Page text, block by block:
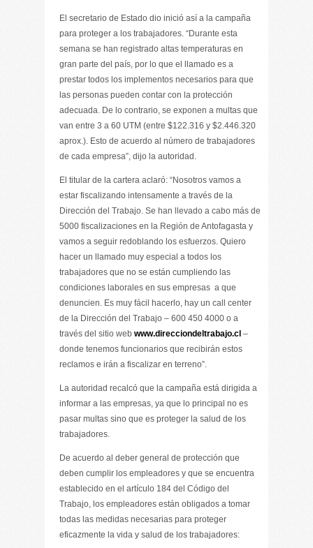
El secretario de Estado dio inició así a la campaña
para proteger a los trabajadores. “Durante esta
semana se han registrado altas temperaturas en
gran parte del país, por lo que el llamado es a
prestar todos los implementos necesarios para que
las personas pueden contar con la protección
adecuada. De lo contrario, se exponen a multas que
van entre 3 a 60 UTM (entre $122.316 y $2.446.320
aprox.). Esto de acuerdo al número de trabajadores
de cada empresa”, dijo la autoridad.
El titular de la cartera aclaró: “Nosotros vamos a
estar fiscalizando intensamente a través de la
Dirección del Trabajo. Se han llevado a cabo más de
5000 fiscalizaciones en la Región de Antofagasta y
vamos a seguir redoblando los esfuerzos. Quiero
hacer un llamado muy especial a todos los
trabajadores que no se están cumpliendo las
condiciones laborales en sus empresas a que
denuncien. Es muy fácil hacerlo, hay un call center
de la Dirección del Trabajo – 600 450 4000 o a
través del sitio web www.direcciondeltrabajo.cl –
donde tenemos funcionarios que recibirán estos
reclamos e irán a fiscalizar en terreno”.
La autoridad recalcó que la campaña está dirigida a
informar a las empresas, ya que lo principal no es
pasar multas sino que es proteger la salud de los
trabajadores.
De acuerdo al deber general de protección que
deben cumplir los empleadores y que se encuentra
establecido en el artículo 184 del Código del
Trabajo, los empleadores están obligados a tomar
todas las medidas necesarias para proteger
eficazmente la vida y salud de los trabajadores: